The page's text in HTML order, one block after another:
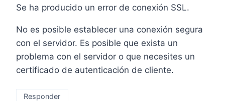
Se ha producido un error de conexión SSL.
No es posible establecer una conexión segura
con el servidor. Es posible que exista un
problema con el servidor o que necesites un
certificado de autenticación de cliente.
Responder